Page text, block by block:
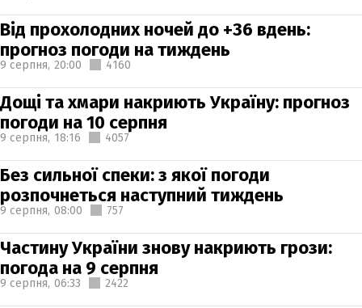
Від прохолодних ночей до +36 вдень:
прогноз погоди на тиждень
9 серпня, 20:00 4160
Дощі та хмари накриють Україну: прогноз
погоди на 10 серпня
9 серпня, 18:16 4057
Без сильної спеки: з якої погоди
розпочнеться наступний тиждень
9 серпня, 08:00 757
Частину України знову накриють грози:
погода на 9 серпня
9 серпня, 06:33 2422